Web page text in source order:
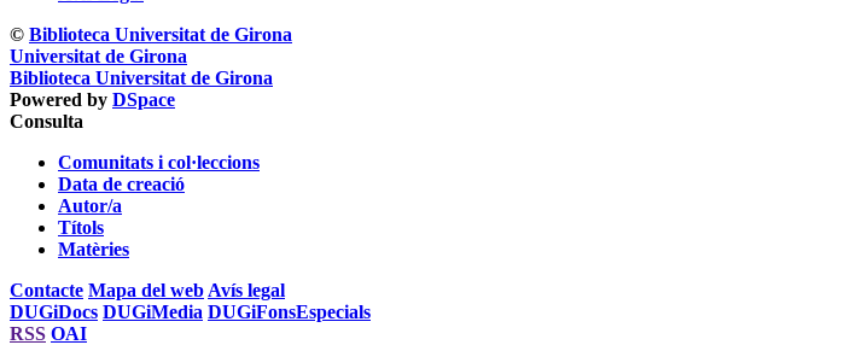
© Biblioteca Universitat de Girona
Universitat de Girona
Biblioteca Universitat de Girona
Powered by DSpace
Consulta
Comunitats i col·leccions
Data de creació
Autor/a
Títols
Matèries
Contacte Mapa del web Avís legal
DUGiDocs DUGiMedia DUGiFonsEspecials
RSS OAI